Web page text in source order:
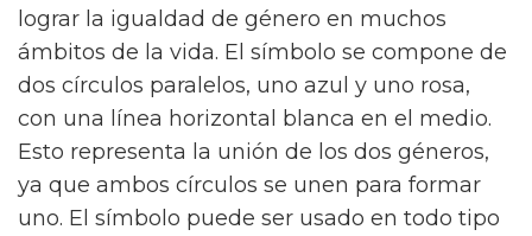
lograr la igualdad de género en muchos
ámbitos de la vida. El símbolo se compone de
dos círculos paralelos, uno azul y uno rosa,
con una línea horizontal blanca en el medio.
Esto representa la unión de los dos géneros,
ya que ambos círculos se unen para formar
uno. El símbolo puede ser usado en todo tipo